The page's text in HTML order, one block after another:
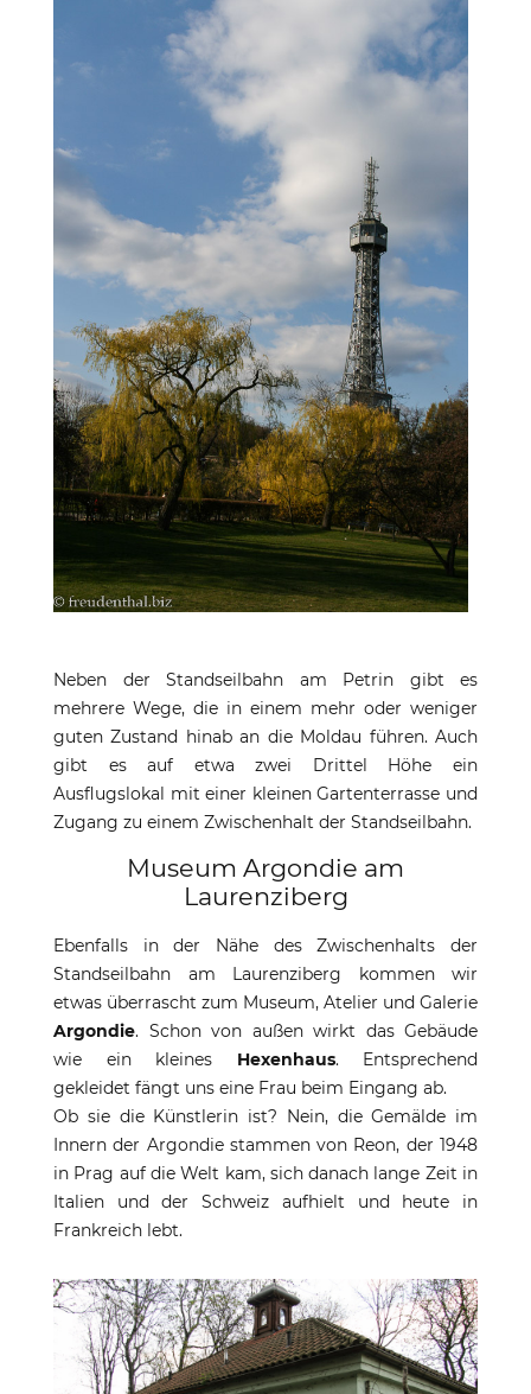
Neben der Standseilbahn am Petrin gibt es
mehrere Wege, die in einem mehr oder weniger
guten Zustand hinab an die Moldau führen. Auch
gibt es auf etwa zwei Drittel Höhe ein
Ausflugslokal mit einer kleinen Gartenterrasse und
Zugang zu einem Zwischenhalt der Standseilbahn.
Museum Argondie am
Laurenziberg
Ebenfalls in der Nähe des Zwischenhalts der
Standseilbahn am Laurenziberg kommen wir
etwas überrascht zum Museum, Atelier und Galerie
Argondie. Schon von außen wirkt das Gebäude
wie ein kleines Hexenhaus. Entsprechend
gekleidet fängt uns eine Frau beim Eingang ab.
Ob sie die Künstlerin ist? Nein, die Gemälde im
Innern der Argondie stammen von Reon, der 1948
in Prag auf die Welt kam, sich danach lange Zeit in
Italien und der Schweiz aufhielt und heute in
Frankreich lebt.